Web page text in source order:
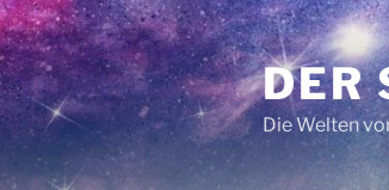
Zum
Inhalt
springen
DER
Die Welten